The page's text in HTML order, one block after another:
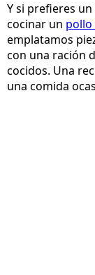
Y si prefieres
cocinar un pollo
emplatamos
con una ración
cocidos. Una
una comida